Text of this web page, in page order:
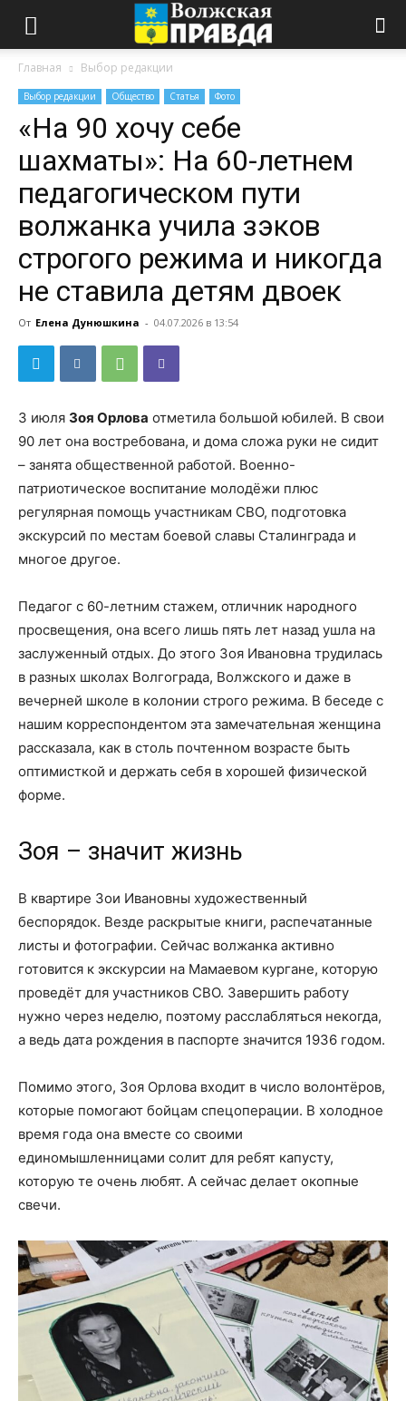
Главная Выбор редакции
Выбор редакции Общество Статья Фото
«На 90 хочу себе
шахматы»: На 60-летнем
педагогическом пути
волжанка учила зэков
строгого режима и никогда
не ставила детям двоек
От Елена Дунюшкина - 04.07.2026 в 13:54
3 июля Зоя Орлова отметила большой юбилей. В свои
90 лет она востребована, и дома сложа руки не сидит
– занята общественной работой. Военно-
патриотическое воспитание молодёжи плюс
регулярная помощь участникам СВО, подготовка
экскурсий по местам боевой славы Сталинграда и
многое другое.
Педагог с 60-летним стажем, отличник народного
просвещения, она всего лишь пять лет назад ушла на
заслуженный отдых. До этого Зоя Ивановна трудилась
в разных школах Волгограда, Волжского и даже в
вечерней школе в колонии строго режима. В беседе с
нашим корреспондентом эта замечательная женщина
рассказала, как в столь почтенном возрасте быть
оптимисткой и держать себя в хорошей физической
форме.
Зоя – значит жизнь
В квартире Зои Ивановны художественный
беспорядок. Везде раскрытые книги, распечатанные
листы и фотографии. Сейчас волжанка активно
готовится к экскурсии на Мамаевом кургане, которую
проведёт для участников СВО. Завершить работу
нужно через неделю, поэтому расслабляться некогда,
а ведь дата рождения в паспорте значится 1936 годом.
Помимо этого, Зоя Орлова входит в число волонтёров,
которые помогают бойцам спецоперации. В холодное
время года она вместе со своими
единомышленницами солит для ребят капусту,
которую те очень любят. А сейчас делает окопные
свечи.